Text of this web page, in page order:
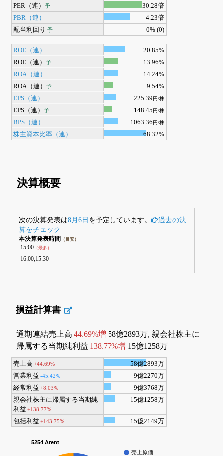
PER（連）予
30.28倍
PBR（連）
4.23倍
配当利回り 予 0% (0)
ROE（連）
20.85%
ROE（連）予
13.96%
ROA（連）
14.24%
ROA（連）予
9.54%
EPS（連）
225.39円/株
EPS（連）予 148.45円/株
BPS（連） 1063.36円/株
株主資本比率（連） 68.32%
決算概要
次の決算発表は8月6日 を予定しています。
過去の決
算をチェック
本決算発表時間 （目安）
15:00（最多）
16:00,15:30
損益計算書
通期連結売上高 44.69%増 58億2893万, 親会社株主に
帰属する当期純利益 138.77%増 15億1258万
売上高 +44.69%
58億2893万
営業利益 -45.42%
9億2270万
経常利益 +8.03%
9億3768万
親会社株主に帰属する当期純
利益 +138.77%
15億1258万
包括利益 +143.75% 15億2149万
5254 Arent
売上原価